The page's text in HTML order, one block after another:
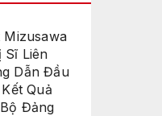
Mizusawa
Sĩ Liên
Dẫn Đầu
Quả
Đảng